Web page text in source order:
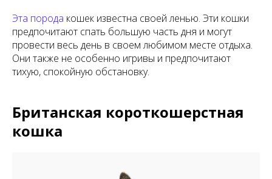
Эта порода кошек известна своей ленью. Эти кошки
предпочитают спать большую часть дня и могут
провести весь день в своем любимом месте отдыха.
Они также не особенно игривы и предпочитают
тихую, спокойную обстановку.
Британская короткошерстная
кошка